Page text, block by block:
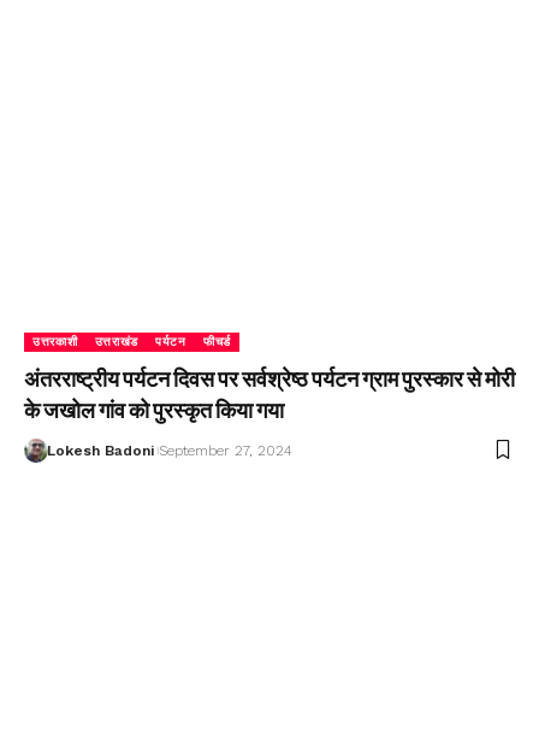
उत्तरकाशी उत्तराखंड पर्यटन फीचर्ड
अंतरराष्ट्रीय पर्यटन दिवस पर सर्वश्रेष्ठ पर्यटन ग्राम पुरस्कार से मोरी
के जखोल गांव को पुरस्कृत किया गया
Lokesh Badoni September 27, 2024